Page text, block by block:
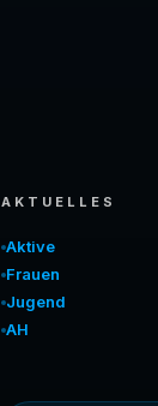
AKTUELLES
Aktive
Frauen
Jugend
AH